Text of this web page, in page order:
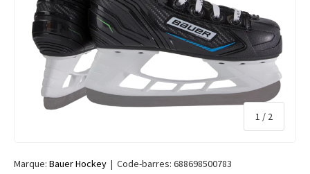
1 / de
2
Marque: Bauer Hockey | Code-barres: 688698500783